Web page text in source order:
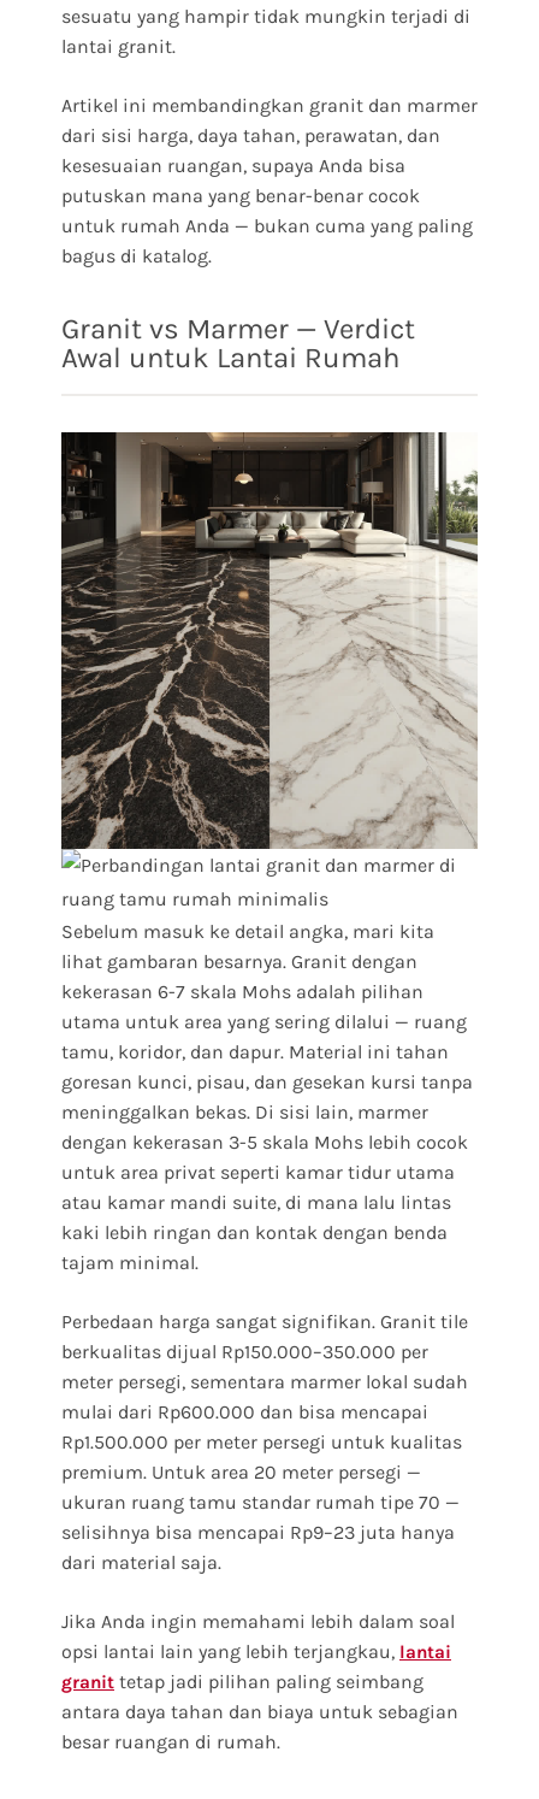
sesuatu yang hampir tidak mungkin terjadi di
lantai granit.
Artikel ini membandingkan granit dan marmer
dari sisi harga, daya tahan, perawatan, dan
kesesuaian ruangan, supaya Anda bisa
putuskan mana yang benar-benar cocok
untuk rumah Anda — bukan cuma yang paling
bagus di katalog.
Granit vs Marmer — Verdict
Awal untuk Lantai Rumah
Sebelum masuk ke detail angka, mari kita
lihat gambaran besarnya. Granit dengan
kekerasan 6-7 skala Mohs adalah pilihan
utama untuk area yang sering dilalui — ruang
tamu, koridor, dan dapur. Material ini tahan
goresan kunci, pisau, dan gesekan kursi tanpa
meninggalkan bekas. Di sisi lain, marmer
dengan kekerasan 3-5 skala Mohs lebih cocok
untuk area privat seperti kamar tidur utama
atau kamar mandi suite, di mana lalu lintas
kaki lebih ringan dan kontak dengan benda
tajam minimal.
Perbedaan harga sangat signifikan. Granit tile
berkualitas dijual Rp150.000–350.000 per
meter persegi, sementara marmer lokal sudah
mulai dari Rp600.000 dan bisa mencapai
Rp1.500.000 per meter persegi untuk kualitas
premium. Untuk area 20 meter persegi —
ukuran ruang tamu standar rumah tipe 70 —
selisihnya bisa mencapai Rp9–23 juta hanya
dari material saja.
Jika Anda ingin memahami lebih dalam soal
opsi lantai lain yang lebih terjangkau, lantai
granit tetap jadi pilihan paling seimbang
antara daya tahan dan biaya untuk sebagian
besar ruangan di rumah.